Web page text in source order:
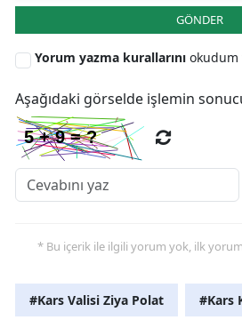
GÖNDER
Yorum yazma kurallarını okudum
Aşağıdaki görselde işlemin
* Bu içerik ile ilgili yorum yok, ilk
#Kars Valisi Ziya Polat #Kars